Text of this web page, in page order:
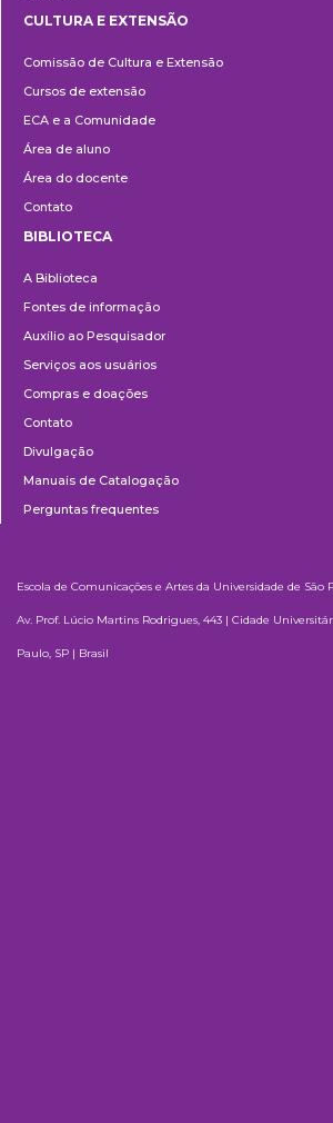
e
Extensão
CULTURA E EXTENSÃO
Comissão de Cultura e Extensão
Cursos de extensão
ECA e a Comunidade
Área de aluno
Área do docente
Contato
BIBLIOTECA
A Biblioteca
Fontes de informação
Auxílio ao Pesquisador
Serviços aos usuários
Compras e doações
Contato
Divulgação
Manuais de Catalogação
Perguntas frequentes
Escola de Comunicações e Artes da Universidade de São
Av. Prof. Lúcio Martins Rodrigues, 443 | Cidade
Paulo, SP | Brasil